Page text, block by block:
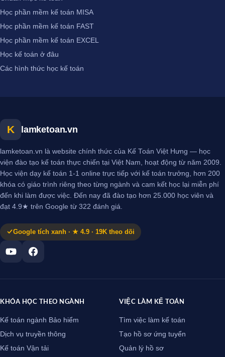
Học phần mềm kế toán MISA
Học phần mềm kế toán FAST
Học phần mềm kế toán EXCEL
Học kế toán ở đâu
Các hình thức học kế toán
K lamketoan.vn
lamketoan.vn là website chính thức của Kế Toán Việt Hưng — học
viện đào tạo kế toán thực chiến tại Việt Nam, hoạt động từ năm 2009.
Học viện dạy kế toán 1-1 online trực tiếp với kế toán trưởng, hơn 200
khóa có giáo trình riêng theo từng ngành và cam kết học lại miễn phí
đến khi làm được việc. Đến nay đã đào tạo hơn 25.000 học viên và
đạt 4.9★ trên Google từ 322 đánh giá.
Google tích xanh · ★ 4.9 · 19K theo dõi
KHÓA HỌC THEO NGÀNH
Kế toán ngành Bảo hiểm
Dịch vụ truyền thông
Kế toán Vận tải
VIỆC LÀM KẾ TOÁN
Tìm việc làm kế toán
Tạo hồ sơ ứng tuyển
Quản lý hồ sơ